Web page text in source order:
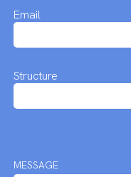
Email
Structure
MESSAGE